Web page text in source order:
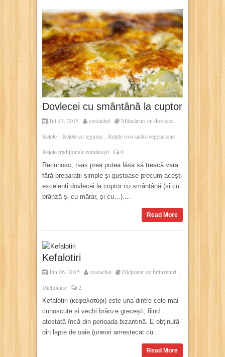
Dovlecei cu smântână la cuptor
Jul 13, 2015 costachel Mâncăruri cu dovlecei
Rețete Rețete cu legume Rețete ovo-lacto-vegetariene
Rețete tradiționale românești 0
Recunosc, n-aș prea putea lăsa să treacă vara
fără preparații simple și gustoase precum acești
excelenți dovlecei la cuptor cu smântână (și cu
brânză și cu mărar, și cu…)....
Read More
Kefalotiri
Jan 06, 2015 costachel Dicționar de brânzeturi
Dicționare 2
Kefalotiri (κεφαλοτύρι) este una dintre cele mai
cunoscute și vechi brânze grecești, fiind
atestată încă din perioada bizantină. E obținută
din lapte de oaie (uneori amestecat cu...
Read More